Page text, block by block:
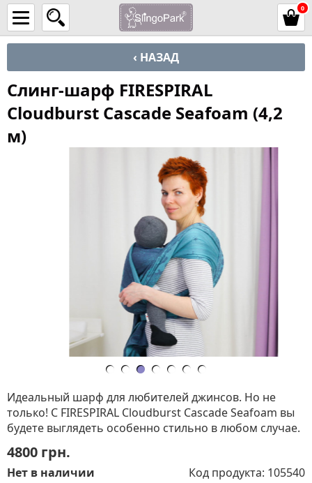
0
‹ НАЗАД
Слинг-шарф FIRESPIRAL
Cloudburst Cascade Seafoam (4,2
м)
Идеальный шарф для любителей джинсов. Но не
только! С FIRESPIRAL Cloudburst Cascade Seafoam вы
будете выглядеть особенно стильно в любом случае.
4800 грн.
Нет в наличии Код продукта: 105540